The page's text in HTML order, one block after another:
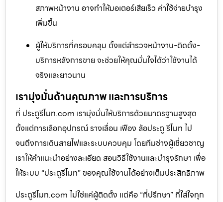
สภาพหน้างาน อาจทำให้มอเตอร์เสียเร็ว ค่าใช้จ่ายบำรุง
เพิ่มขึ้น
ผู้ให้บริการที่ครอบคลุม ตั้งแต่สำรวจหน้างาน-ติดตั้ง-
บริการหลังการขาย จะช่วยให้คุณมั่นใจได้ว่าใช้งานได้
จริงและยาวนาน
เรามุ่งมั่นด้านคุณภาพ และการบริการ
ที่ ประตูรีโมท.com เรามุ่งมั่นให้บริการด้วยมาตรฐานสูงสุด
ตั้งแต่การเลือกอุปกรณ์ รางเลื่อน เฟือง ล้อประตู รีโมท ไป
จนถึงการเดินสายไฟและระบบควบคุม โดยทีมช่างผู้เชี่ยวชาญ
เราให้คำแนะนำอย่างละเอียด สอนวิธีใช้งานและบำรุงรักษา เพื่อ
ให้ระบบ “ประตูรีโมท” ของคุณใช้งานได้อย่างเต็มประสิทธิภาพ
ประตูรีโมท.com ไม่ใช่แค่ผู้ติดตั้ง แต่คือ “ที่ปรึกษา” ที่ใส่ใจทุก